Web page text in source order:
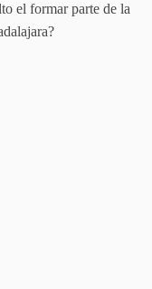
el formar parte de la